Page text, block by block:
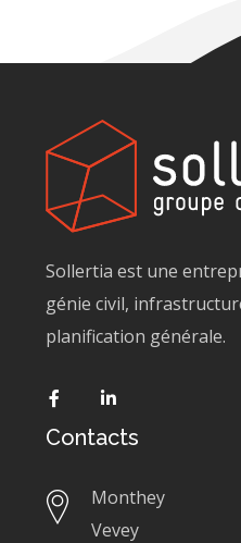
Sollertia est une
génie civil,
planification générale.
Contacts
Monthey
Vevey